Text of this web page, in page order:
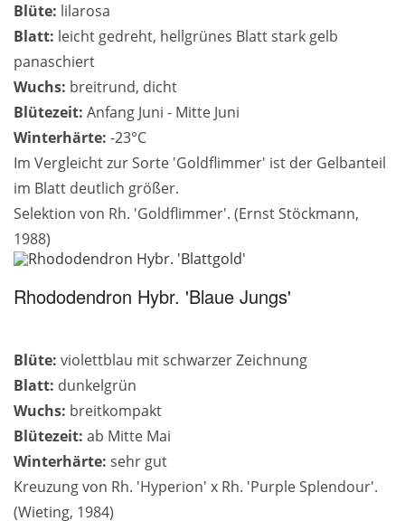
Blüte: lilarosa
Blatt: leicht gedreht, hellgrünes Blatt stark gelb
panaschiert
Wuchs: breitrund, dicht
Blütezeit: Anfang Juni - Mitte Juni
Winterhärte: -23°C
Im Vergleicht zur Sorte 'Goldflimmer' ist der Gelbanteil
im Blatt deutlich größer.
Selektion von Rh. 'Goldflimmer'. (Ernst Stöckmann,
1988)
Rhododendron Hybr. 'Blaue Jungs'
Blüte: violettblau mit schwarzer Zeichnung
Blatt: dunkelgrün
Wuchs: breitkompakt
Blütezeit: ab Mitte Mai
Winterhärte: sehr gut
Kreuzung von Rh. 'Hyperion' x Rh. 'Purple Splendour'.
(Wieting, 1984)